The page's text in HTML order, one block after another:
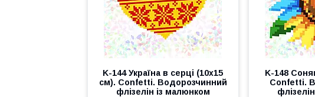
K-144 Україна в серці (10х15
см). Confetti. Водорозчинний
флізелін із малюнком
K-148
Confetti.